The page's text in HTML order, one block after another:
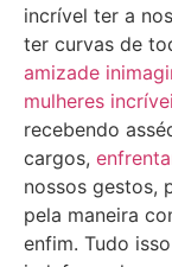
incrível ter a
ter curvas de
amizade
mulheres
recebendo
cargos,
nossos gestos,
pela maneira
enfim. Tudo